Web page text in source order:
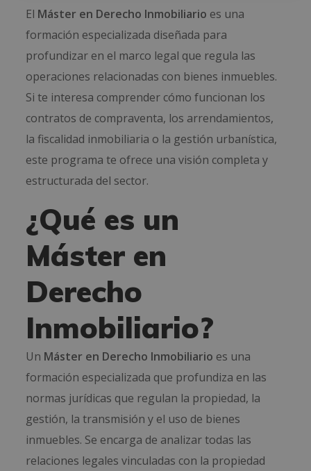
El Máster en Derecho Inmobiliario es una
formación especializada diseñada para
profundizar en el marco legal que regula las
operaciones relacionadas con bienes inmuebles.
Si te interesa comprender cómo funcionan los
contratos de compraventa, los arrendamientos,
la fiscalidad inmobiliaria o la gestión urbanística,
este programa te ofrece una visión completa y
estructurada del sector.
¿Qué es un
Máster en
Derecho
Inmobiliario?
Un Máster en Derecho Inmobiliario es una
formación especializada que profundiza en las
normas jurídicas que regulan la propiedad, la
gestión, la transmisión y el uso de bienes
inmuebles. Se encarga de analizar todas las
relaciones legales vinculadas con la propiedad